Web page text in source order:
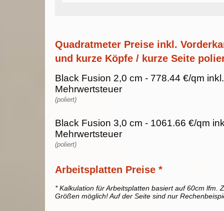
Quadratmeter Preise inkl.
und kurze Köpfe / kurze Seite
Black Fusion 2,0 cm - 778.44 €/qm
Mehrwertsteuer
(poliert)
Black Fusion 3,0 cm - 1061.66 €/qm
Mehrwertsteuer
(poliert)
Arbeitsplatten Preise *
* Kalkulation für Arbeitsplatten basiert auf 60cm lfm.
Größen möglich! Auf der Seite sind nur